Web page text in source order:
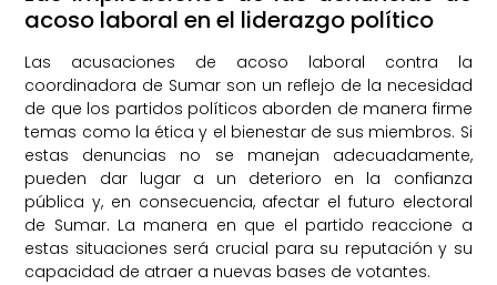
acoso laboral en el liderazgo político
Las acusaciones de acoso laboral contra la
coordinadora de Sumar son un reflejo de la necesidad
de que los partidos políticos aborden de manera firme
temas como la ética y el bienestar de sus miembros. Si
estas denuncias no se manejan adecuadamente,
pueden dar lugar a un deterioro en la confianza
pública y, en consecuencia, afectar el futuro electoral
de Sumar. La manera en que el partido reaccione a
estas situaciones será crucial para su reputación y su
capacidad de atraer a nuevas bases de votantes.